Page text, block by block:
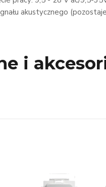
akustycznego
i